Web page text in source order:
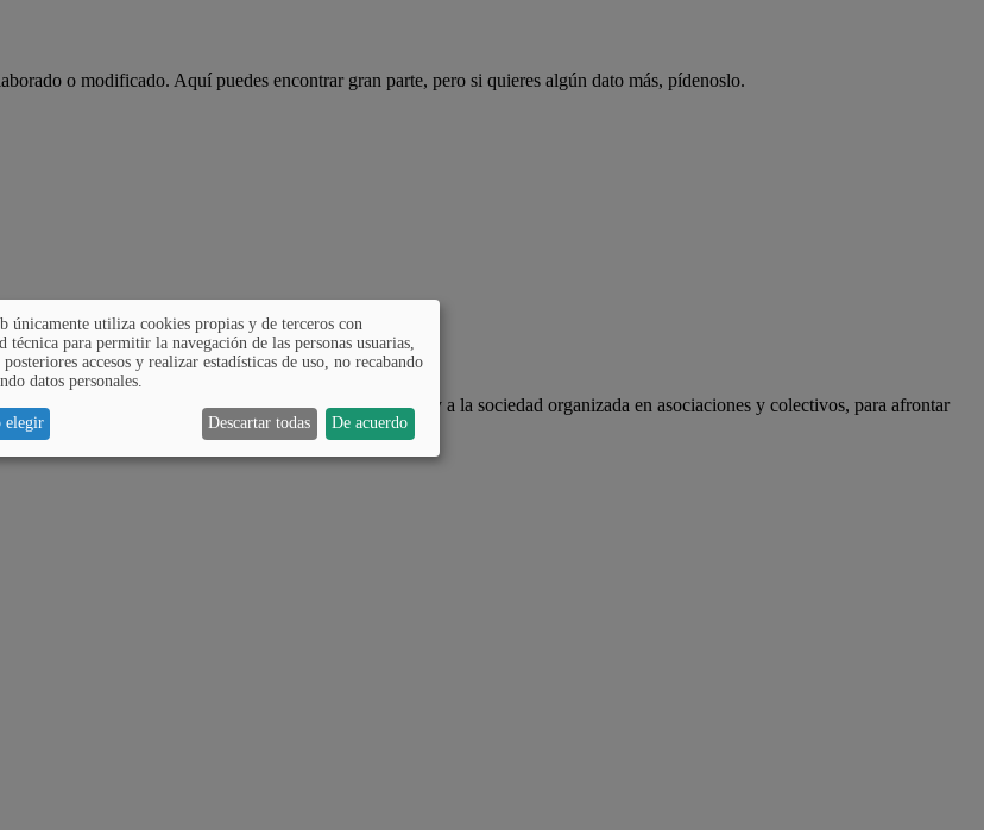
o modificado. Aquí puedes encontrar gran parte, pero si quieres algún dato más, pídenoslo.
ampliar las oportunidades de participar a la ciudadanía y a la sociedad organizada en asociaciones y colectivos, para afrontar
únicamente utiliza cookies propias y de terceros con
técnica para permitir la navegación de las personas usuarias,
accesos y realizar estadísticas de uso, no recabando
datos personales.
elegir Descartar todas De acuerdo